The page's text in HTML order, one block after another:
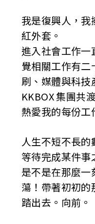
我是復興人，我
紅外套。
進入社會工作一
覺相關工作有二
刷、媒體與科
KKBOX 集團共
熱愛我的每份工
人生不短不長的
等待完成某件事
是不是在那麼一
蕩！帶著初初的
踏出去。向前。